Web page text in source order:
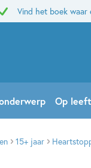
Vind het boek
Op
15+ jaar